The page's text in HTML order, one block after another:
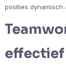
posities dynamisch